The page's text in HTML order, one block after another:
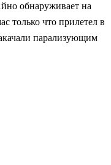
обнаруживает на
только что прилетел в
парализующим
кто и почему
преследуют байкеры,